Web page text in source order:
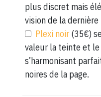
plus discret mais
vision de la
Plexi noir (35€)
valeur la teinte et
s’harmonisant
noires de la page.